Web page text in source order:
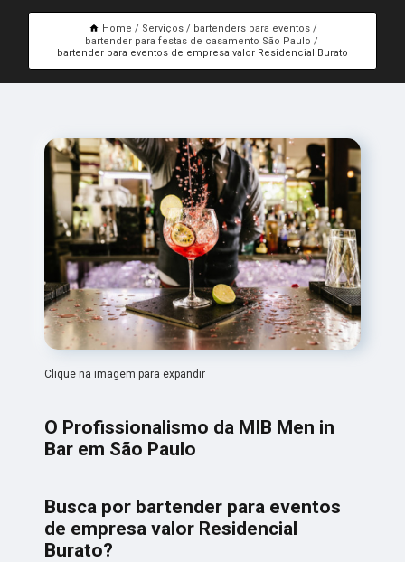
Home Serviços
bartenders para eventos
bartender para festas de casamento São Paulo
bartender para eventos de empresa valor Residencial Burato
Clique na imagem para expandir
O Profissionalismo da MIB Men in
Bar em São Paulo
Busca por bartender para eventos
de empresa valor Residencial
Burato?